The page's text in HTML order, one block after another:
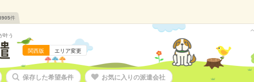
件
叶う
関西版 エリア変更
保存した希望条件 お気に入りの派遣会社